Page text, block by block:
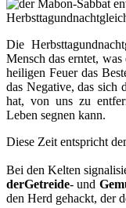
Die
Mensch das erntet,
heiligen Feuer das
das Negative, das sich
hat, von uns zu
Leben segnen kann.
Diese Zeit entspricht
Bei den Kelten
derGetreide- und
den Herd gehackt, der